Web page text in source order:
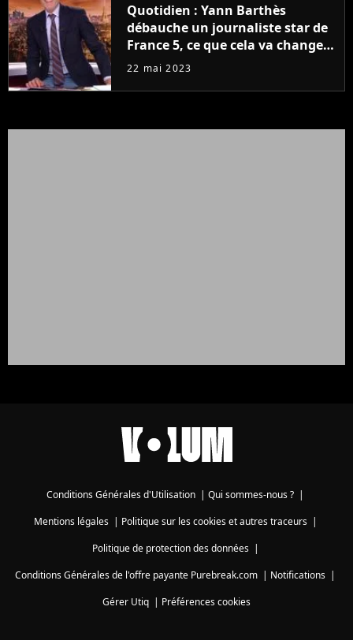
Quotidien : Yann Barthès
débauche un journaliste star de
France 5, ce que cela va changer
à la rentrée
22 mai 2023
Conditions Générales d'Utilisation Qui sommes-nous ?
Mentions légales| Politique sur les cookies et autres traceurs|
Politique de protection des données|
Conditions Générales de l'offre payante Purebreak.com
Notifications
Gérer Utiq
Préférences cookies